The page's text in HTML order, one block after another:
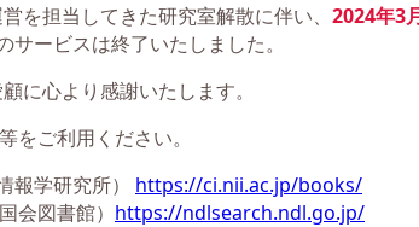
を担当してきた研究室解散に伴い、 2024年3
ービスは終了いたしました。
に心より感謝いたします。
をご利用ください。
報学研究所） https://ci.nii.ac.jp/books/
会図書館） https://ndlsearch.ndl.go.jp/